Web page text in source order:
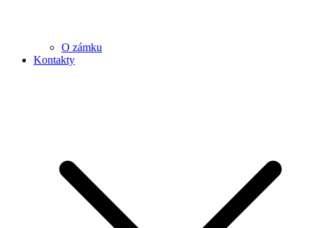
O zámku
Kontakty